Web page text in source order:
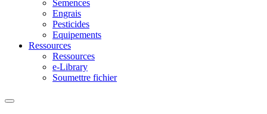
Semences
Engrais
Pesticides
Equipements
Ressources
Ressources
e-Library
Soumettre fichier